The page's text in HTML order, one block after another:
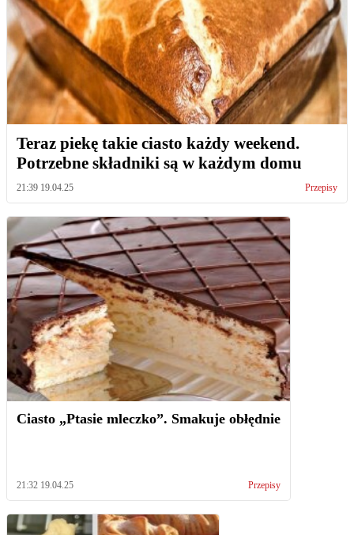
Teraz piekę takie ciasto każdy weekend.
Potrzebne składniki są w każdym domu
21:39 19.04.25 Przepisy
Ciasto „Ptasie mleczko”. Smakuje obłędnie
21:32 19.04.25 Przepisy